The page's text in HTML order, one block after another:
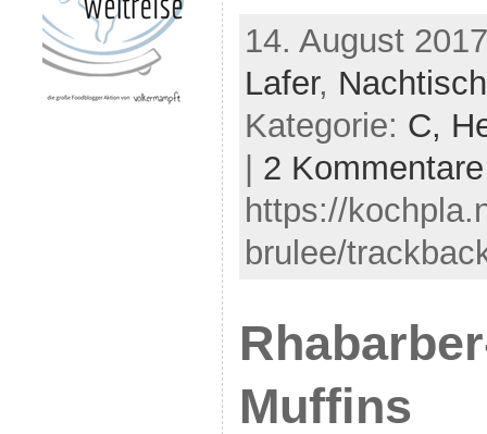
14. August
Lafer, Nachtisch
Kategorie: C,
| 2 Kommentare
https://
brulee/
Muffins